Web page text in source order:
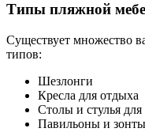
Типы пляжной
Существует множество
типов:
Шезлонги
Кресла для отдыха
Столы и стулья
Павильоны и зонты